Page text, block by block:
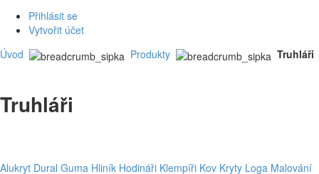
Přihlásit se
Vytvořit účet
Úvod
Produkty Truhláři
Truhláři
Alukryt Dural Guma Hliník Hodináři Klempíři Kov Kryty Loga Malování